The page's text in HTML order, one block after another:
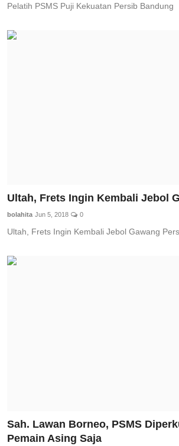
Pelatih PSMS Puji Kekuatan Persib Bandung
Ultah, Frets Ingin Kembali Jebol
bolahita Jun 5, 2018 0
Ultah, Frets Ingin Kembali Jebol Gawang
Sah. Lawan Borneo, PSMS
Pemain Asing Saja